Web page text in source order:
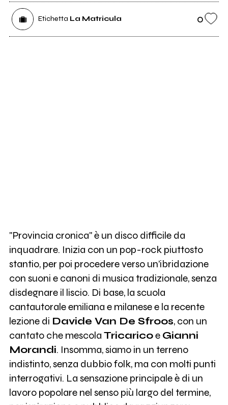
Etichetta La Matricula 0
"Provincia cronica" è un disco difficile da
inquadrare. Inizia con un pop-rock piuttosto
stantio, per poi procedere verso un'ibridazione
con suoni e canoni di musica tradizionale, senza
disdegnare il liscio. Di base, la scuola
cantautorale emiliana e milanese e la recente
lezione di Davide Van De Sfroos, con un
cantato che mescola Tricaricoe Gianni
Morandi. Insomma, siamo in un terreno
indistinto, senza dubbio folk, ma con molti punti
interrogativi. La sensazione principale è di un
lavoro popolare nel senso più largo del termine,